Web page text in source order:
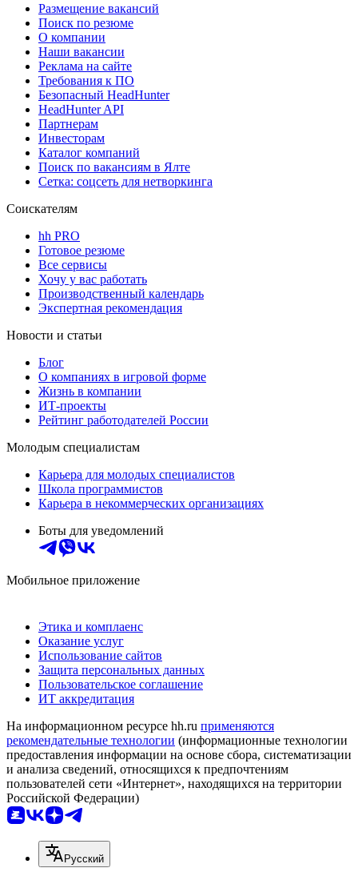
Размещение вакансий
Поиск по резюме
О компании
Наши вакансии
Реклама на сайте
Требования к ПО
Безопасный HeadHunter
HeadHunter API
Партнерам
Инвесторам
Каталог компаний
Поиск по вакансиям в Ялте
Сетка: соцсеть для нетворкинга
Соискателям
hh PRO
Готовое резюме
Все сервисы
Хочу у вас работать
Производственный календарь
Экспертная рекомендация
Новости и статьи
Блог
О компаниях в игровой форме
Жизнь в компании
ИТ-проекты
Рейтинг работодателей России
Молодым специалистам
Карьера для молодых специалистов
Школа программистов
Карьера в некоммерческих организациях
Боты для уведомлений
Мобильное приложение
Этика и комплаенс
Оказание услуг
Использование сайтов
Защита персональных данных
Пользовательское соглашение
ИТ аккредитация
На информационном ресурсе hh.ru применяются
рекомендательные технологии (информационные технологии
предоставления информации на основе сбора, систематизации
и анализа сведений, относящихся к предпочтениям
пользователей сети «Интернет», находящихся на территории
Российской Федерации)
Русский